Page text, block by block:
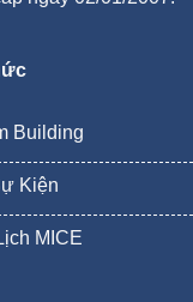
Building
Kiện
MICE